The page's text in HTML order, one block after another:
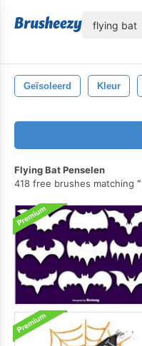
Geïsoleerd Kleur
Flying Bat Penselen
418 free brushes matching